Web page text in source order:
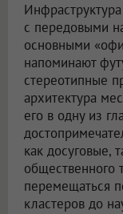
с передовыми
основными
напоминают
стереотипные
архитектура
его в одну из
как досуговые,
общественного
перемещаться
кластеров до